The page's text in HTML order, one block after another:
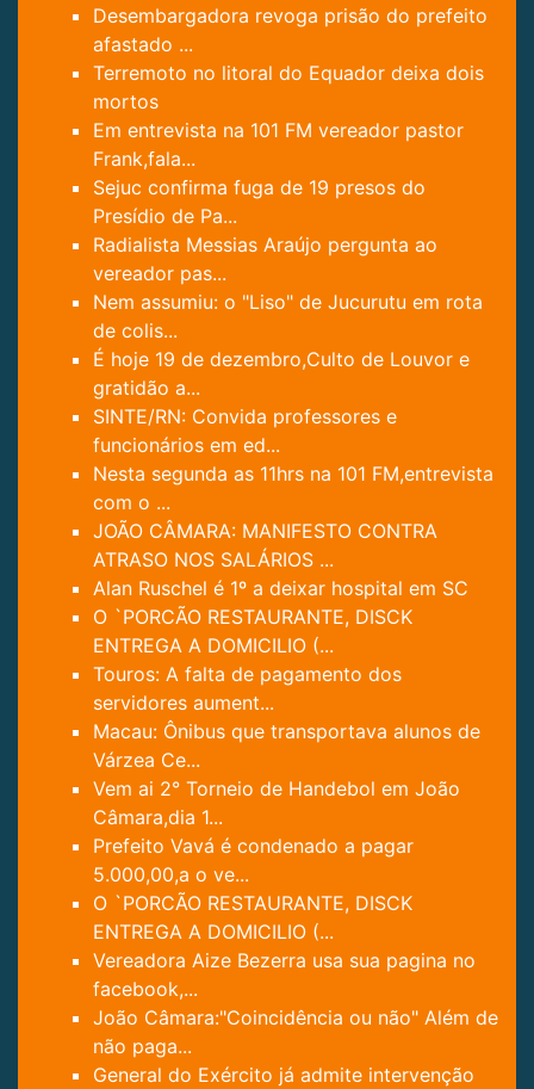
Desembargadora revoga prisão do prefeito
afastado ...
Terremoto no litoral do Equador deixa dois
mortos
Em entrevista na 101 FM vereador pastor
Frank,fala...
Sejuc confirma fuga de 19 presos do
Presídio de Pa...
Radialista Messias Araújo pergunta ao
vereador pas...
Nem assumiu: o "Liso" de Jucurutu em rota
de colis...
É hoje 19 de dezembro,Culto de Louvor e
gratidão a...
SINTE/RN: Convida professores e
funcionários em ed...
Nesta segunda as 11hrs na 101 FM,entrevista
com o ...
JOÃO CÂMARA: MANIFESTO CONTRA
ATRASO NOS SALÁRIOS ...
Alan Ruschel é 1º a deixar hospital em SC
O `PORCÃO RESTAURANTE, DISCK
ENTREGA A DOMICILIO (...
Touros: A falta de pagamento dos
servidores aument...
Macau: Ônibus que transportava alunos de
Várzea Ce...
Vem ai 2° Torneio de Handebol em João
Câmara,dia 1...
Prefeito Vavá é condenado a pagar
5.000,00,a o ve...
O `PORCÃO RESTAURANTE, DISCK
ENTREGA A DOMICILIO (...
Vereadora Aize Bezerra usa sua pagina no
facebook,...
João Câmara:"Coincidência ou não" Além de
não paga...
General do Exército já admite intervenção